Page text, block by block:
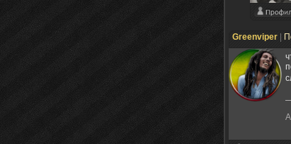
Greenviper